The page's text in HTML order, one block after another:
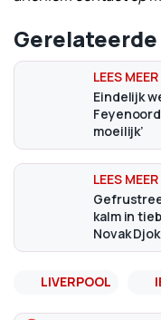
Eindelijk
moeilijk’
kalm in
Novak
LIVERPOOL